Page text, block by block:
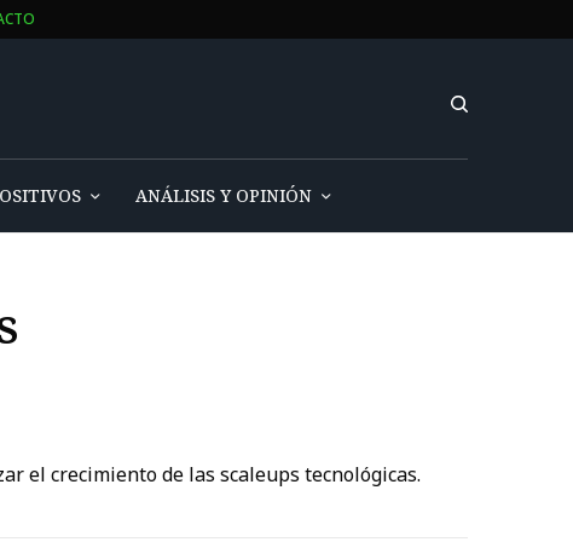
ANÁLISIS Y OPINIÓN
el crecimiento de las scaleups tecnológicas.